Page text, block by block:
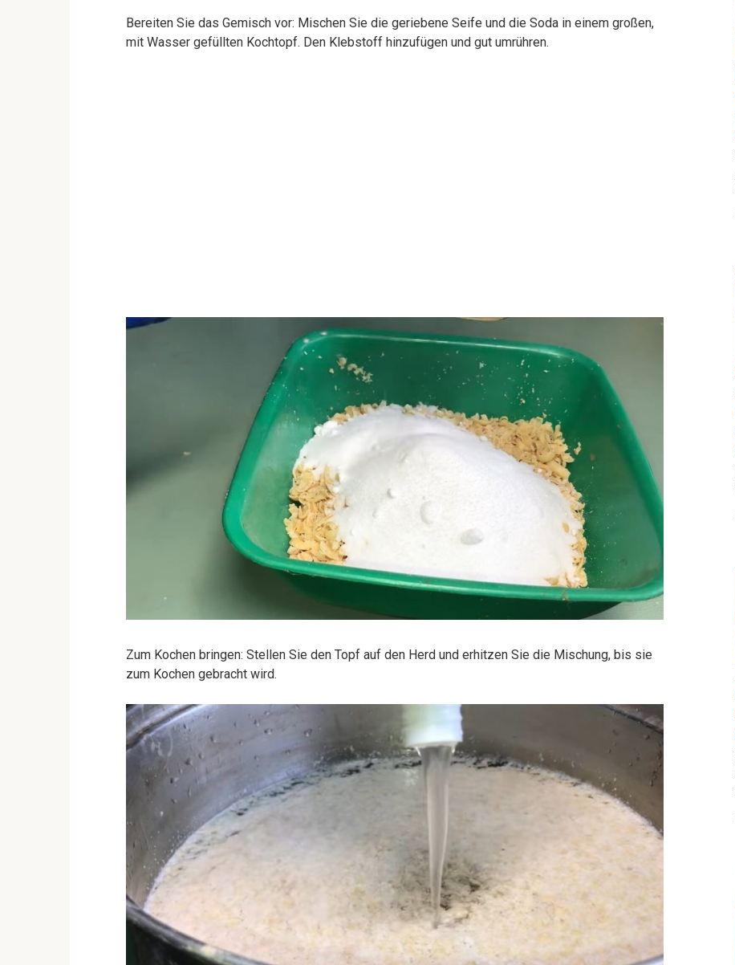
Bereiten Sie das Gemisch vor: Mischen Sie die geriebene Seife und die Soda in einem großen,
mit Wasser gefüllten Kochtopf. Den Klebstoff hinzufügen und gut umrühren.
Zum Kochen bringen: Stellen Sie den Topf auf den Herd und erhitzen Sie die Mischung, bis sie
zum Kochen gebracht wird.